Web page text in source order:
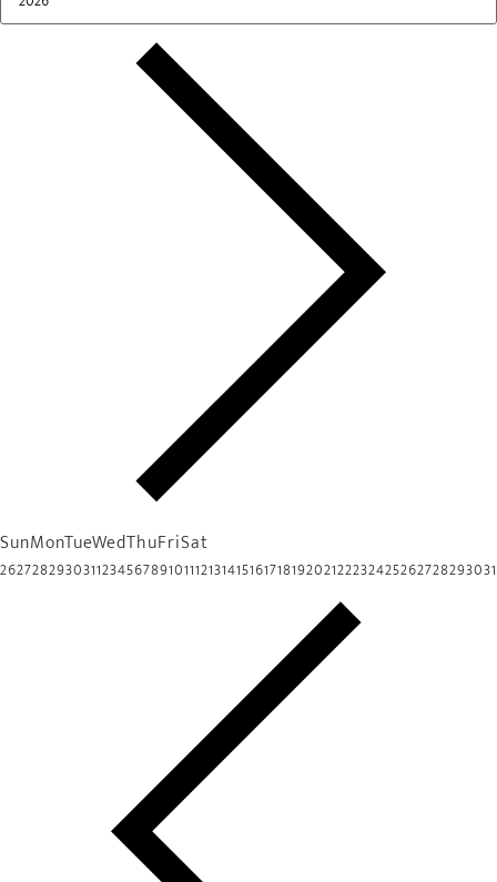
SunMonTueWedThuFriSat
26272829303112345678910111213141516171819202122232425262728293031